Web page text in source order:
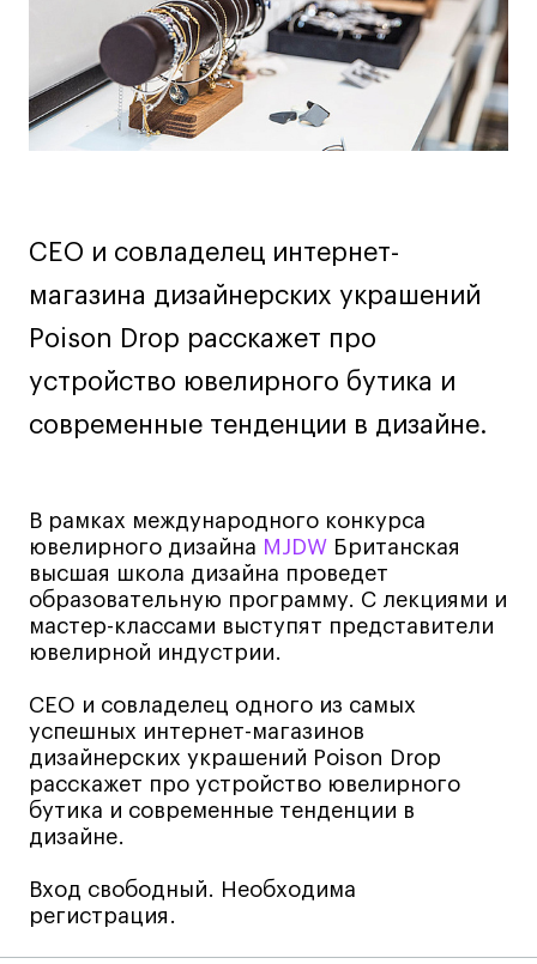
Дизайн интерьера
Дизайн одежды
Стайлинг
Современная живопись
UX/UI-дизайн
Интенсивы
Мода
Маркетинг
Контент
Лайфстайл
Навыки предпринимателя и управленца
Онлайн
Маркетинг и генерация лидов
Фотография
Очно + онлайн
Все программы
Специалист кино- и медиапродакшена
Графический дизайнер
CEO и совладелец интернет-
магазина дизайнерских украшений
Poison Drop расскажет про
устройство ювелирного бутика и
современные тенденции в дизайне.
В рамках международного конкурса
ювелирного дизайна MJDW Британская
высшая школа дизайна проведет
образовательную программу. С лекциями и
мастер-классами выступят представители
ювелирной индустрии.
CEO и совладелец одного из самых
успешных интернет-магазинов
дизайнерских украшений Poison Drop
расскажет про устройство ювелирного
бутика и современные тенденции в
дизайне.
Вход свободный. Необходима
регистрация.